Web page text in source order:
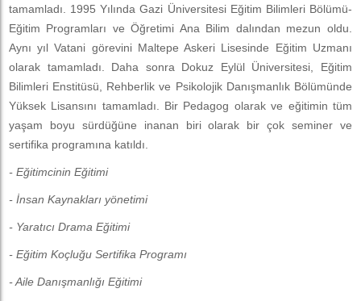
tamamladı. 1995 Yılında Gazi Üniversitesi Eğitim Bilimleri Bölümü-
Eğitim Programları ve Öğretimi Ana Bilim dalından mezun oldu.
Aynı yıl Vatani görevini Maltepe Askeri Lisesinde Eğitim Uzmanı
olarak tamamladı. Daha sonra Dokuz Eylül Üniversitesi, Eğitim
Bilimleri Enstitüsü, Rehberlik ve Psikolojik Danışmanlık Bölümünde
Yüksek Lisansını tamamladı. Bir Pedagog olarak ve eğitimin tüm
yaşam boyu sürdüğüne inanan biri olarak bir çok seminer ve
sertifika programına katıldı.
- Eğitimcinin Eğitimi
- İnsan Kaynakları yönetimi
- Yaratıcı Drama Eğitimi
- Eğitim Koçluğu Sertifika Programı
- Aile Danışmanlığı Eğitimi